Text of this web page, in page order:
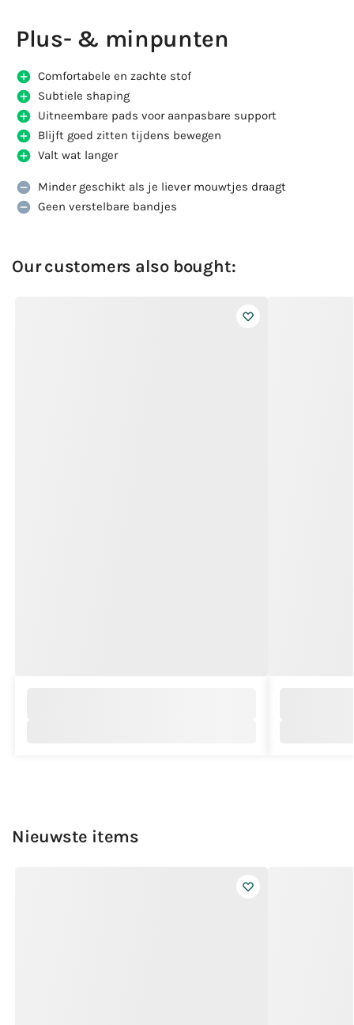
Plus- & minpunten
Comfortabele en zachte stof
Subtiele shaping
Uitneembare pads voor aanpasbare support
Blijft goed zitten tijdens bewegen
Valt wat langer
Minder geschikt als je liever mouwtjes draagt
Geen verstelbare bandjes
Our customers also bought:
Nieuwste items